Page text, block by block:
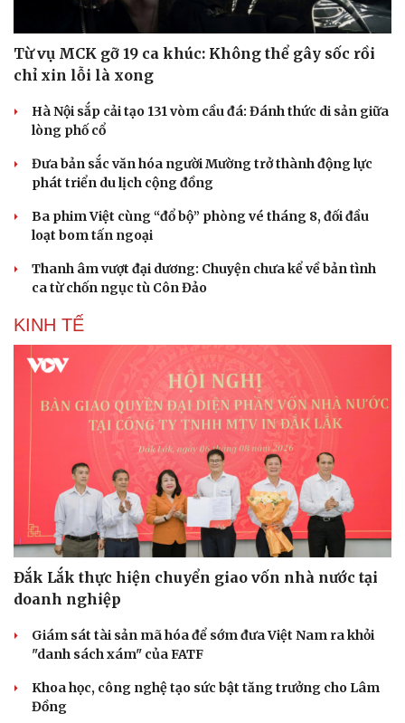
Văn hóa
Văn học
Âm nhạc
Di sản
Thời trang
Từ vụ MCK gỡ 19 ca khúc: Không thể gây sốc rồi
chỉ xin lỗi là xong
Hà Nội sắp cải tạo 131 vòm cầu đá: Đánh thức di sản giữa
lòng phố cổ
Đưa bản sắc văn hóa người Mường trở thành động lực
phát triển du lịch cộng đồng
Ba phim Việt cùng “đổ bộ” phòng vé tháng 8, đối đầu
loạt bom tấn ngoại
Thanh âm vượt đại dương: Chuyện chưa kể về bản tình
ca từ chốn ngục tù Côn Đảo
KINH TẾ
Đắk Lắk thực hiện chuyển giao vốn nhà nước tại
doanh nghiệp
Giám sát tài sản mã hóa để sớm đưa Việt Nam ra khỏi
"danh sách xám" của FATF
Khoa học, công nghệ tạo sức bật tăng trưởng cho Lâm
Đồng